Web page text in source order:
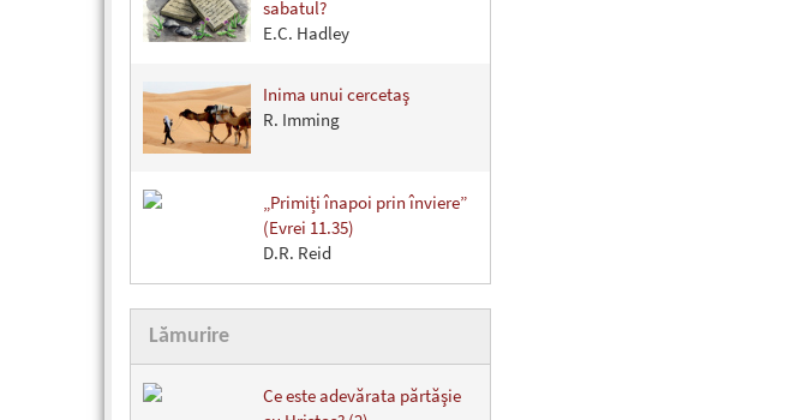
sabatul?
E.C. Hadley
Inima unui cercetaş
R. Imming
„Primiți înapoi prin înviere”
(Evrei 11.35)
D.R. Reid
Lămurire
Ce este adevărata părtăşie